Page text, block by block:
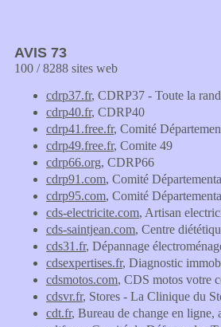
AVIS 73
100 / 8288 sites web
cdrp37.fr, CDRP37 - Toute la
cdrp40.fr, CDRP40
cdrp41.free.fr, Comité
cdrp49.free.fr, Comite 49
cdrp66.org, CDRP66
cdrp91.com, Comité
cdrp95.com, Comité
cds-electricite.com, Artisan
cds-saintjean.com, Centre
cds31.fr, Dépannage
cdsexpertises.fr, Diagnostic
cdsmotos.com, CDS motos votre
cdsvr.fr, Stores - La Clinique du
cdt.fr, Bureau de change en ligne,